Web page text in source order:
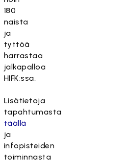
180
naista
ja
tyttöä
harrastaa
jalkapalloa
HIFK:ssa.
Lisätietoja
tapahtumasta
täällä
ja
infopisteiden
toiminnasta